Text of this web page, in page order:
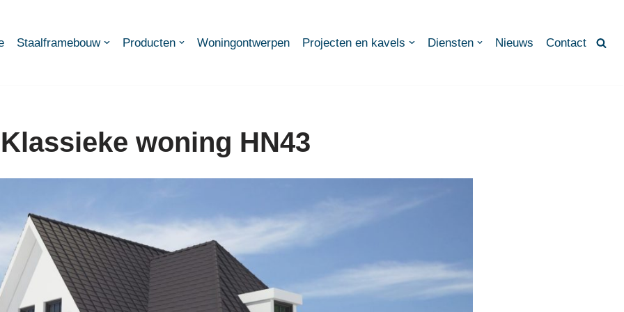
Staalframebouw Producten Woningontwerpen Projecten en kavels Diensten Nieuws Contact
Klassieke woning HN43